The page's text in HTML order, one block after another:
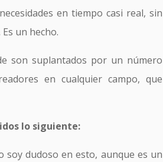
en tiempo casi real, sin
un hecho.
son suplantados por un número
en cualquier campo, que
lo siguiente:
soy dudoso en esto, aunque es un